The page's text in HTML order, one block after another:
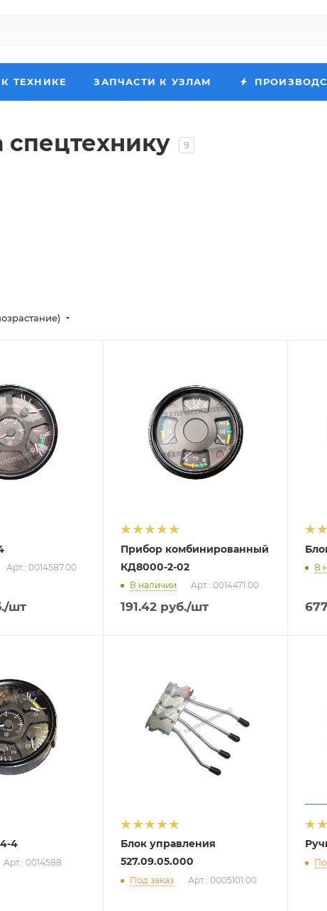
ТЕХНИКЕ ЗАПЧАСТИ К УЗЛАМ
9
Арт.: 0014587.00
/шт
Прибор комбинированный
КД8000-2-02
В наличии Арт.: 0014471.00
191.42руб./шт
В
4
Арт.: 0014588
Блок управления
527.09.05.000
Под заказ Арт.: 0005101.00